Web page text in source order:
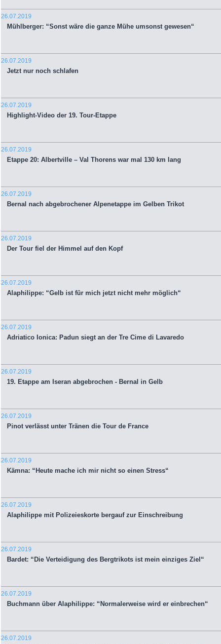
26.07.2019
Mühlberger: “Sonst wäre die ganze Mühe umsonst gewesen“
26.07.2019
Jetzt nur noch schlafen
26.07.2019
Highlight-Video der 19. Tour-Etappe
26.07.2019
Etappe 20: Albertville – Val Thorens war mal 130 km lang
26.07.2019
Bernal nach abgebrochener Alpenetappe im Gelben Trikot
26.07.2019
Der Tour fiel der Himmel auf den Kopf
26.07.2019
Alaphilippe: “Gelb ist für mich jetzt nicht mehr möglich“
26.07.2019
Adriatico Ionica: Padun siegt an der Tre Cime di Lavaredo
26.07.2019
19. Etappe am Iseran abgebrochen - Bernal in Gelb
26.07.2019
Pinot verlässt unter Tränen die Tour de France
26.07.2019
Kämna: “Heute mache ich mir nicht so einen Stress“
26.07.2019
Alaphilippe mit Polizeieskorte bergauf zur Einschreibung
26.07.2019
Bardet: “Die Verteidigung des Bergtrikots ist mein einziges Ziel“
26.07.2019
Buchmann über Alaphilippe: “Normalerweise wird er einbrechen“
26.07.2019